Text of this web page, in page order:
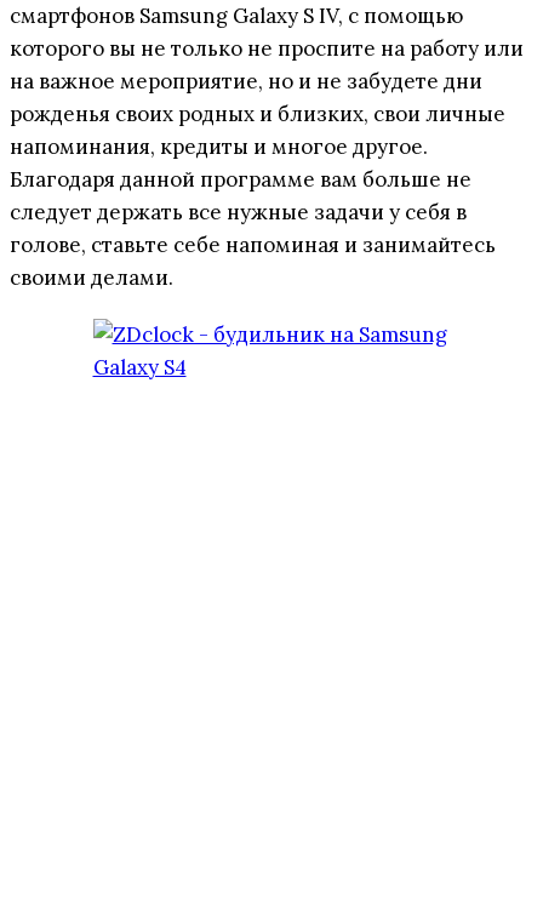
смартфонов Samsung Galaxy S IV, с помощью
которого вы не только не проспите на работу или
на важное мероприятие, но и не забудете дни
рожденья своих родных и близких, свои личные
напоминания, кредиты и многое другое.
Благодаря данной программе вам больше не
следует держать все нужные задачи у себя в
голове, ставьте себе напоминая и занимайтесь
своими делами.